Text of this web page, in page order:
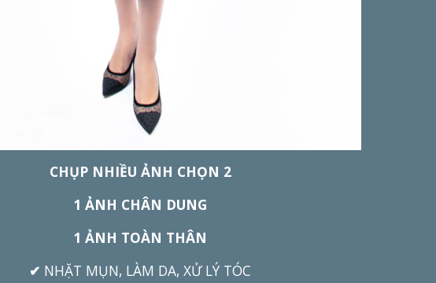
CHỤP NHIỀU ẢNH CHỌN 2
1 ẢNH CHÂN DUNG
1 ẢNH TOÀN THÂN
✔ NHẶT MỤN, LÀM DA, XỬ LÝ TÓC